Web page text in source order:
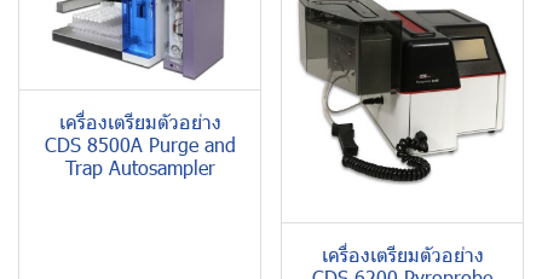
เครื่องเตรียมตัวอย่าง
CDS 8500A Purge and
Trap Autosampler
เครื่องเตรียมตัวอย่าง